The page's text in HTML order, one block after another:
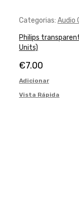
Categorias: Audio
Philips
Units)
€7.00
Adicionar
Vista Rápida